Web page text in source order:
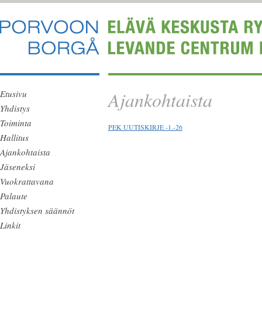
Etusivu
Yhdistys
Toiminta
Hallitus
Ajankohtaista
Jäseneksi
Vuokrattavana
Palaute
Yhdistyksen säännöt
Linkit
Ajankohtaista
PEK UUTISKIRJE -1.-26